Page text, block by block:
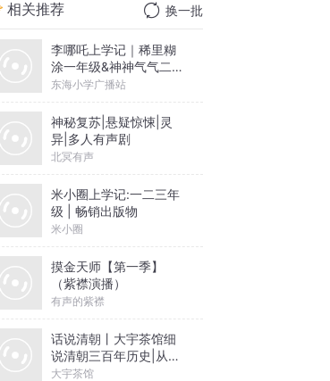
相关推荐 换一批
李哪吒上学记｜稀里糊
涂一年级&神神气气二年
级
东海小学广播站
神秘复苏|悬疑惊悚|灵
异|多人有声剧
北冥有声
米小圈上学记:一二三年
级 | 畅销出版物
米小圈
摸金天师【第一季】
（紫襟演播）
有声的紫襟
话说清朝丨大宇茶馆细
说清朝三百年历史|从努
尔哈赤到末代皇帝溥仪|
大宇茶馆